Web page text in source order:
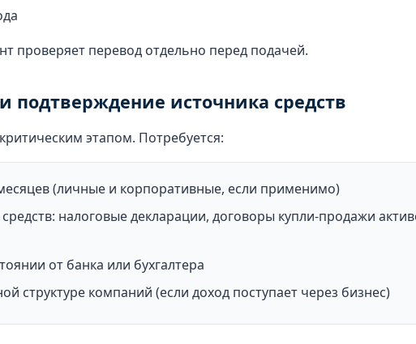
проверяет перевод отдельно перед подачей.
подтверждение источника средств
этапом. Потребуется:
(личные и корпоративные, если применимо)
налоговые декларации, договоры купли-продажи
от банка или бухгалтера
структуре компаний (если доход поступает через бизнес)